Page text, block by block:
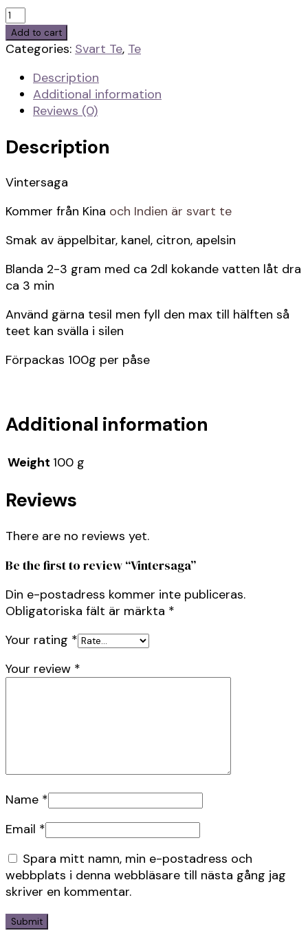
Vintersaga
quantity
Add to cart
Categories: Svart Te, Te
Description
Additional information
Reviews (0)
Description
Vintersaga
Kommer från Kina och Indien är svart te
Smak av äppelbitar, kanel, citron, apelsin
Blanda 2-3 gram med ca 2dl kokande vatten låt dra
ca 3 min
Använd gärna tesil men fyll den max till hälften så
teet kan svälla i silen
Förpackas 100g per påse
Additional information
Weight 100 g
Reviews
There are no reviews yet.
Be the first to review “Vintersaga”
Din e-postadress kommer inte publiceras.
Obligatoriska fält är märkta *
Your rating *
Your review *
Name *
Email *
Spara mitt namn, min e-postadress och
webbplats i denna webbläsare till nästa gång jag
skriver en kommentar.